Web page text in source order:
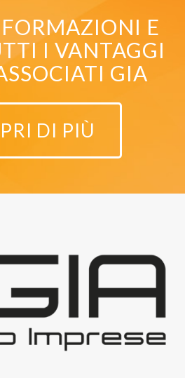
E
I VANTAGGI
GIA
DI PIÙ